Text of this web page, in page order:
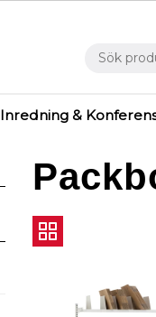
Inredning &